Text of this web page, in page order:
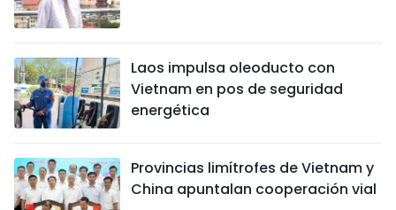
Laos impulsa oleoducto con
Vietnam en pos de seguridad
energética
Provincias limítrofes de Vietnam y
China apuntalan cooperación vial